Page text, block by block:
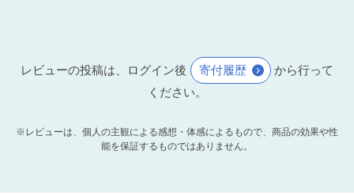
レビューの投稿は、ログイン後 寄付履歴
から行って
ください。
※レビューは、個人の主観による感想・体感によるもので、商品の効果や性
能を保証するものではありません。